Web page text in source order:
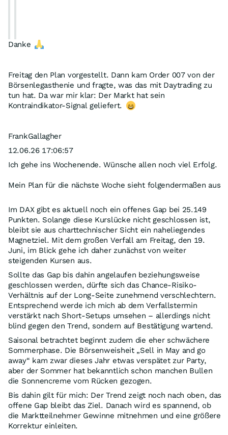
Live eingestellt und sogar mit zwischenzeitlicher
Begleitung.
So ganz ohne Geschwurbel, Hinterher und die hier sonst
Danke
Freitag den Plan vorgestellt. Dann kam Order 007 von der
Börsenlegasthenie und fragte, was das mit Daytrading zu
tun hat. Da war mir klar: Der Markt hat sein
Kontraindikator-Signal geliefert.
FrankGallagher
12.06.26 17:06:57
Ich gehe ins Wochenende. Wünsche allen noch viel Erfolg.
Mein Plan für die nächste Woche sieht folgendermaßen aus
Im DAX gibt es aktuell noch ein offenes Gap bei 25.149
Punkten. Solange diese Kurslücke nicht geschlossen ist,
bleibt sie aus charttechnischer Sicht ein naheliegendes
Magnetziel. Mit dem großen Verfall am Freitag, den 19.
Juni, im Blick gehe ich daher zunächst von weiter
steigenden Kursen aus.
Sollte das Gap bis dahin angelaufen beziehungsweise
geschlossen werden, dürfte sich das Chance-Risiko-
Verhältnis auf der Long-Seite zunehmend verschlechtern.
Entsprechend werde ich mich ab dem Verfallstermin
verstärkt nach Short-Setups umsehen – allerdings nicht
blind gegen den Trend, sondern auf Bestätigung wartend.
Saisonal betrachtet beginnt zudem die eher schwächere
Sommerphase. Die Börsenweisheit „Sell in May and go
away“ kam zwar dieses Jahr etwas verspätet zur Party,
aber der Sommer hat bekanntlich schon manchen Bullen
die Sonnencreme vom Rücken gezogen.
Bis dahin gilt für mich: Der Trend zeigt noch nach oben, das
offene Gap bleibt das Ziel. Danach wird es spannend, ob
die Marktteilnehmer Gewinne mitnehmen und eine größere
Korrektur einleiten.